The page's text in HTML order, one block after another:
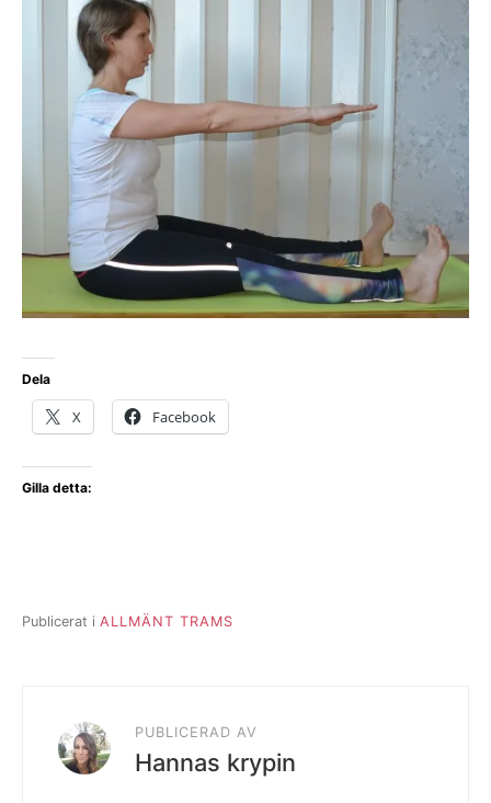
Dela
X Facebook
Gilla detta:
Publicerat i ALLMÄNT TRAMS
PUBLICERAD AV
Hannas krypin